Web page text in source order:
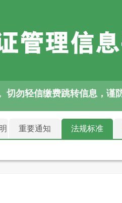
轻信缴费跳转信息，谨
重要通知 法规标准